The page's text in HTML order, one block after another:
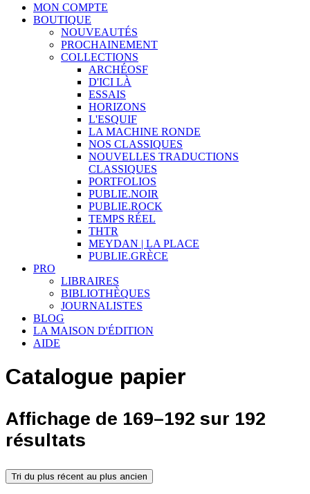
MON COMPTE
BOUTIQUE
NOUVEAUTÉS
PROCHAINEMENT
COLLECTIONS
ARCHÉOSF
D'ICI LÀ
ESSAIS
HORIZONS
L'ESQUIF
LA MACHINE RONDE
NOS CLASSIQUES
NOUVELLES TRADUCTIONS
CLASSIQUES
PORTFOLIOS
PUBLIE.NOIR
PUBLIE.ROCK
TEMPS RÉEL
THTR
MEYDAN | LA PLACE
PUBLIE.GRÈCE
PRO
LIBRAIRES
BIBLIOTHÈQUES
JOURNALISTES
BLOG
LA MAISON D'ÉDITION
AIDE
Catalogue papier
Affichage de 169–192 sur 192
résultats
Tri du plus récent au plus ancien